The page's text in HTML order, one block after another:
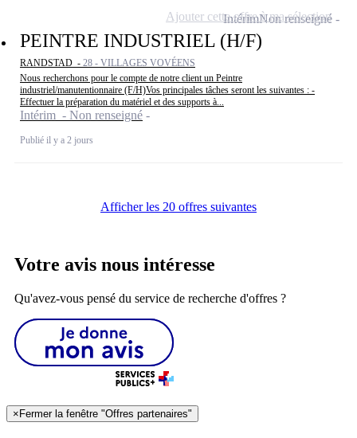
PEINTRE INDUSTRIEL (H/F)
RANDSTAD - 28 - VILLAGES VOVÉENS
Nous recherchons pour le compte de notre client un Peintre
industriel/manutentionnaire (F/H)Vos principales tâches seront les suivantes : -
Effectuer la préparation du matériel et des supports à...
Intérim - Non renseigné
Publié il y a 2 jours
IntérimNon renseigné
Ajouter cette offre à ma sélection
Afficher les 20 offres suivantes
Votre avis nous intéresse
Qu'avez-vous pensé du service de recherche d'offres ?
×Fermer la fenêtre "Offres partenaires"